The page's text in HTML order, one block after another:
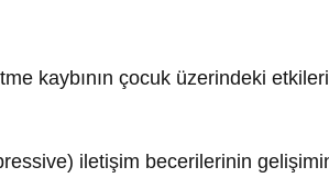
kaybının çocuk üzerindeki
iletişim becerilerinin